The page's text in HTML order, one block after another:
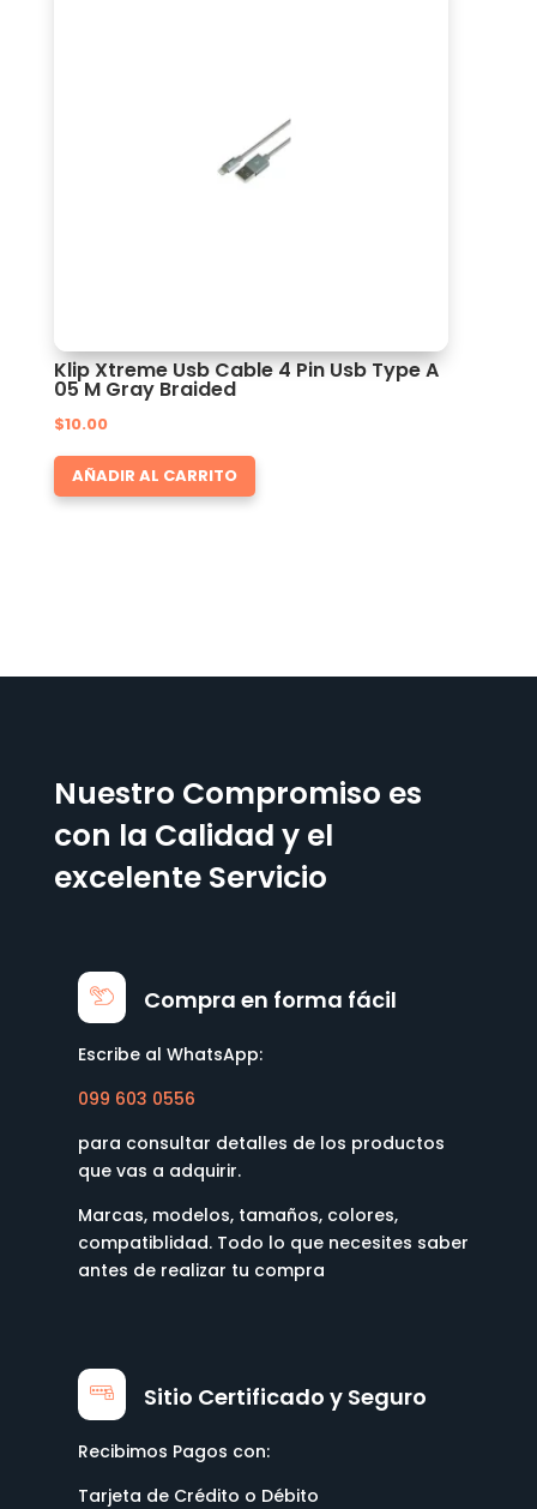
Klip Xtreme Usb Cable 4 Pin Usb Type A
05 M Gray Braided
$10.00
AÑADIR AL CARRITO
Nuestro Compromiso es
con la Calidad y el
excelente Servicio
Compra en forma fácil
Escribe al WhatsApp:
099 603 0556
para consultar detalles de los productos
que vas a adquirir.
Marcas, modelos, tamaños, colores,
compatiblidad. Todo lo que necesites saber
antes de realizar tu compra
Sitio Certificado y Seguro
Recibimos Pagos con:
Tarjeta de Crédito o Débito